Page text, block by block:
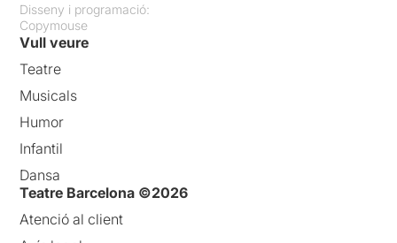
Disseny i programació:
Copymouse
Vull veure
Teatre
Musicals
Humor
Infantil
Dansa
Teatre Barcelona ©2026
Atenció al client